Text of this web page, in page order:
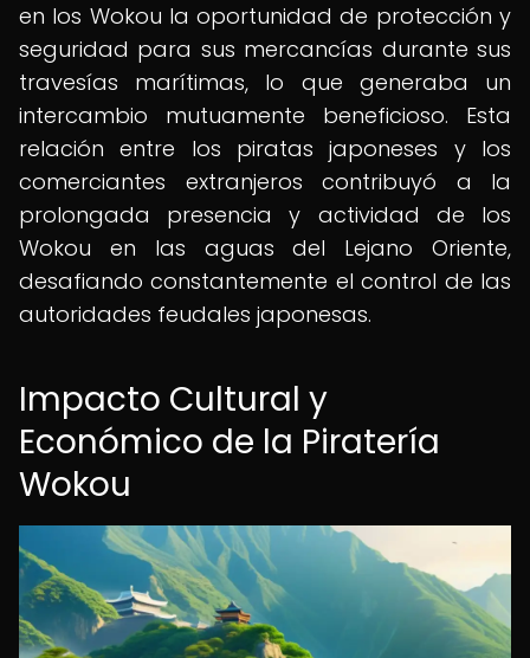
en los Wokou la oportunidad de protección y
seguridad para sus mercancías durante sus
travesías marítimas, lo que generaba un
intercambio mutuamente beneficioso. Esta
relación entre los piratas japoneses y los
comerciantes extranjeros contribuyó a la
prolongada presencia y actividad de los
Wokou en las aguas del Lejano Oriente,
desafiando constantemente el control de las
autoridades feudales japonesas.
Impacto Cultural y
Económico de la Piratería
Wokou